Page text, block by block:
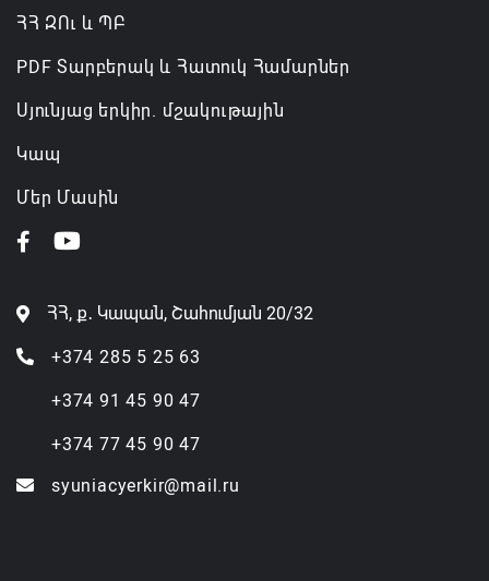
ՀՀ ԶՈւ և ՊԲ
PDF Տարբերակ և Հատուկ Համարներ
Սյունյաց երկիր. մշակութային
Կապ
Մեր Մասին
ՀՀ, ք․ Կապան, Շահումյան 20/32
+374 285 5 25 63
+374 91 45 90 47
+374 77 45 90 47
syuniacyerkir@mail.ru